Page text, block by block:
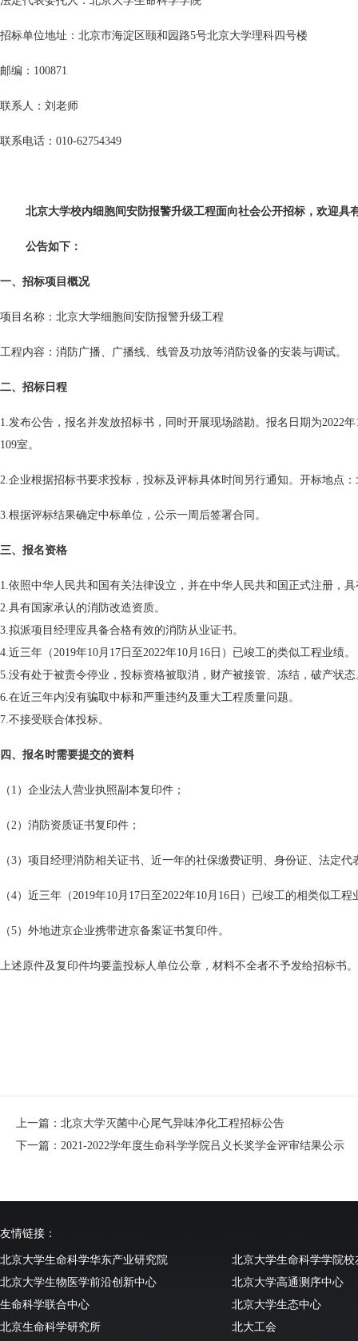
招标单位地址：北京市海淀区颐和园路5号北京大学理科四号楼
邮编： 100871
联系人：刘老师
联系电话： 010-62754349
北京大学校内细胞间安防报警升级工程面向社会公开招标，欢迎具
公告如下：
一、招标项目概况
项目名称：北京大学细胞间安防报警升级工程
工程内容：消防广播、广播线、线管及功放等消防设备的安装与调试。
二、招标日程
1.发布公告，报名并发放招标书，同时开展现场踏勘。报名日期为2022年
109室。
2.企业根据招标书要求投标，投标及评标具体时间另行通知。开标地点
3.根据评标结果确定中标单位，公示一周后签署合同。
三、报名资格
1.依照中华人民共和国有关法律设立，并在中华人民共和国正式注册，
2.具有国家承认的消防改造资质。
3.拟派项目经理应具备合格有效的消防从业证书。
4.近三年（2019年10月17日至2022年10月16日）已竣工的类似工程业绩。
5.没有处于被责令停业，投标资格被取消，财产被接管、冻结，破产状态
6.在近三年内没有骗取中标和严重违约及重大工程质量问题。
7.不接受联合体投标。
四、报名时需要提交的资料
（1）企业法人营业执照副本复印件；
（2）消防资质证书复印件；
（3）项目经理消防相关证书、近一年的社保缴费证明、身份证、法定
（4）近三年（2019年10月17日至2022年10月16日）已竣工的相类似工
（5）外地进京企业携带进京备案证书复印件。
上述原件及复印件均要盖投标人单位公章，材料不全者不予发给招标书。
上一篇：北京大学灭菌中心尾气异味净化工程招标公告
下一篇：2021-2022学年度生命科学学院吕义长奖学金评审结果公示
友情链接：
北京大学生命科学华东产业研究院
北京大学生命科学学院校
北京大学生物医学前沿创新中心
北京大学高通测序中心
生命科学联合中心
北京大学生态中心
北京生命科学研究所
北大工会